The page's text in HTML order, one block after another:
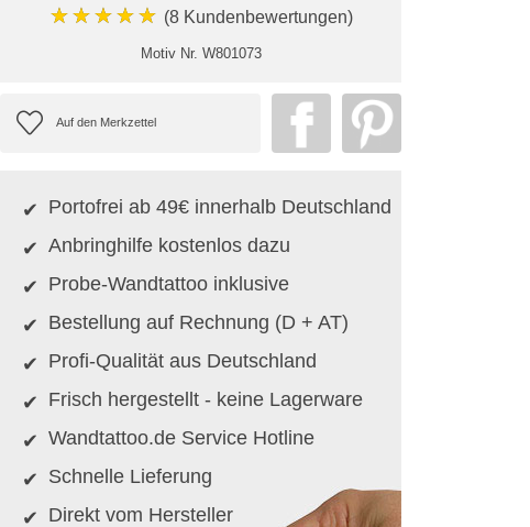
★★★★★ (8 Kundenbewertungen)
Motiv Nr. W801073
Portofrei ab 49€ innerhalb Deutschland
Anbringhilfe kostenlos dazu
Probe-Wandtattoo inklusive
Bestellung auf Rechnung (D + AT)
Profi-Qualität aus Deutschland
Frisch hergestellt - keine Lagerware
Wandtattoo.de Service Hotline
Schnelle Lieferung
Direkt vom Hersteller